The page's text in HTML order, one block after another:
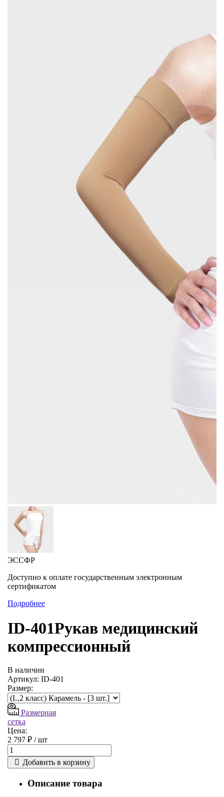
ЭССФР
Доступно к оплате государственным электронным
сертификатом
Подробнее
ID-401Рукав медицинский
компрессионный
В наличии
Артикул: ID-401
Размер:
Размерная
сетка
Цена:
2 797 ₽ /шт
Добавить в корзину
Описание товара